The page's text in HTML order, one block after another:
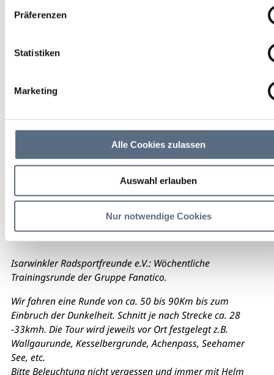
Präferenzen
Statistiken
Marketing
Alle Cookies zulassen
Auswahl erlauben
Nur notwendige Cookies
Bahnhof Lenggries
weitere Veranstaltungsinfos
Kalendereintrag Empfehlen Teilen
Abfahrt immer Dienstag um 18 h am Bahnhof Lenggries
Isarwinkler Radsportfreunde e.V.: Wöchentliche
Trainingsrunde der Gruppe Fanatico.
Wir fahren eine Runde von ca. 50 bis 90Km bis zum
Einbruch der Dunkelheit. Schnitt je nach Strecke ca. 28
-33kmh. Die Tour wird jeweils vor Ort festgelegt z.B.
Wallgaurunde, Kesselbergrunde, Achenpass, Seehamer
See, etc.
Bitte Beleuchtung nicht vergessen und immer mit Helm